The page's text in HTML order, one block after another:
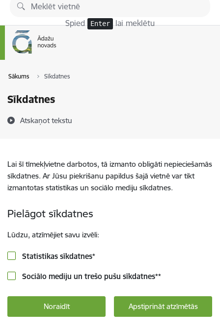
Pāriet uz lapas saturu
Spied Enter lai meklētu
Sākums Sīkdatnes
Sīkdatnes
Atskaņot tekstu
Lai šī tīmekļvietne darbotos, tā izmanto obligāti nepieciešamās
sīkdatnes. Ar Jūsu piekrišanu papildus šajā vietnē var tikt
izmantotas statistikas un sociālo mediju sīkdatnes.
Pielāgot sīkdatnes
Lūdzu, atzīmējiet savu izvēli:
Statistikas sīkdatnes*
Sociālo mediju un trešo pušu sīkdatnes**
Noraidīt Apstiprināt atzīmētās